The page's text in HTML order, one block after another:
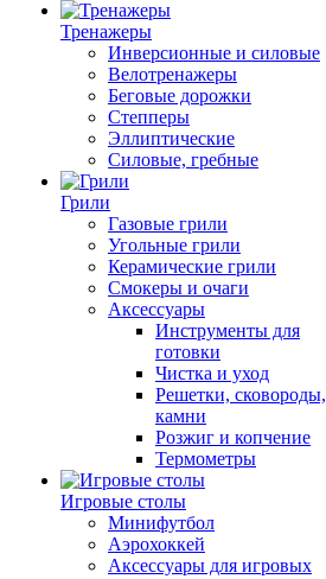
Тренажеры
Инверсионные и силовые
Велотренажеры
Беговые дорожки
Степперы
Эллиптические
Силовые, гребные
Грили
Газовые грили
Угольные грили
Керамические грили
Смокеры и очаги
Аксессуары
Инструменты для
готовки
Чистка и уход
Решетки, сковороды,
камни
Розжиг и копчение
Термометры
Игровые столы
Минифутбол
Аэрохоккей
Аксессуары для игровых